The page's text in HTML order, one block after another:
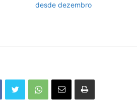
desde dezembro